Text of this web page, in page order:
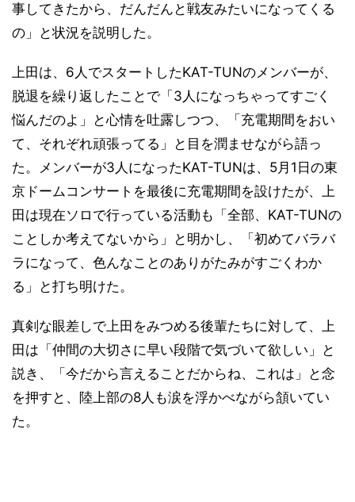
事してきたから、だんだんと戦友みたいになってくる
の」と状況を説明した。
上田は、6人でスタートしたKAT-TUNのメンバーが、
脱退を繰り返したことで「3人になっちゃってすごく
悩んだのよ」と心情を吐露しつつ、「充電期間をおい
て、それぞれ頑張ってる」と目を潤ませながら語っ
た。メンバーが3人になったKAT-TUNは、5月1日の東
京ドームコンサートを最後に充電期間を設けたが、上
田は現在ソロで行っている活動も「全部、KAT-TUNの
ことしか考えてないから」と明かし、「初めてバラバ
ラになって、色んなことのありがたみがすごくわか
る」と打ち明けた。
真剣な眼差しで上田をみつめる後輩たちに対して、上
田は「仲間の大切さに早い段階で気づいて欲しい」と
説き、「今だから言えることだからね、これは」と念
を押すと、陸上部の8人も涙を浮かべながら頷いてい
た。